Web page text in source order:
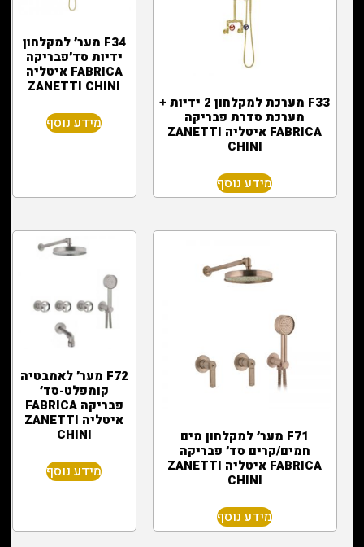
F33 מערכת למקלחון 2 ידיות +
מערכת סדרת פבריקה
FABRICA איטליה ZANETTI
CHINI
מידע נוסף
F34 מער׳ למקלחון
ידיות סד׳פבריקה
FABRICA איטליה
ZANETTI CHINI
מידע נוסף
F71 מער׳ למקלחון מים
חמים/קרים סד׳ פבריקה
FABRICA איטליה ZANETTI
CHINI
מידע נוסף
F72 מער׳ לאמבטיה
קומפלט-סד׳
פבריקה FABRICA
איטליה ZANETTI
CHINI
מידע נוסף